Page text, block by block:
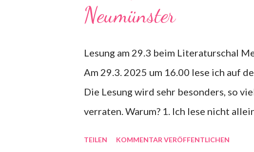
alles mit sich reißt. Bald gibt es ein
Neumünster
Lesung am 29.3 beim Literaturschal
Am 29.3. 2025 um 16.00 lese ich auf
Die Lesung wird sehr besonders, so
verraten. Warum? 1. Ich lese nicht
TEILEN KOMMENTAR VERÖFFENTLICHEN